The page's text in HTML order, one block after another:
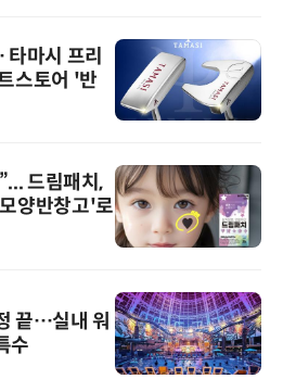
마시 프리
스토어 '반
드림패치,
양반창고'로
끝…실내 워
수